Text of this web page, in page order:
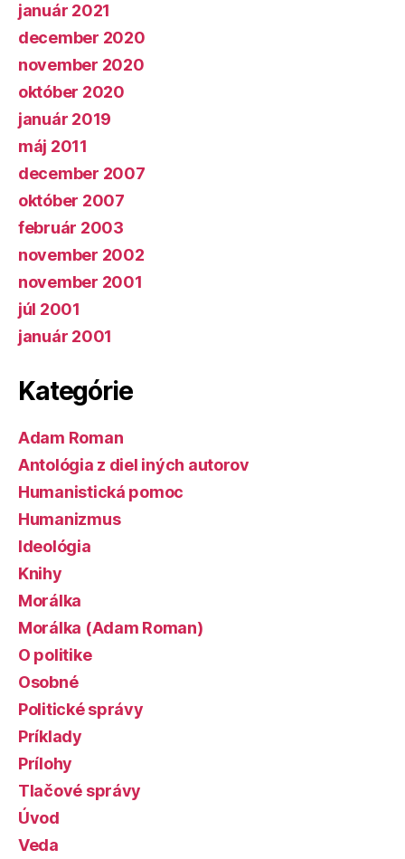
január 2021
december 2020
november 2020
október 2020
január 2019
máj 2011
december 2007
október 2007
február 2003
november 2002
november 2001
júl 2001
január 2001
Kategórie
Adam Roman
Antológia z diel iných autorov
Humanistická pomoc
Humanizmus
Ideológia
Knihy
Morálka
Morálka (Adam Roman)
O politike
Osobné
Politické správy
Príklady
Prílohy
Tlačové správy
Úvod
Veda